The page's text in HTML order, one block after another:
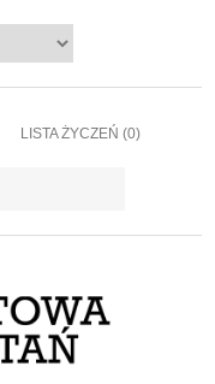
LISTA ŻYCZEŃ (0)